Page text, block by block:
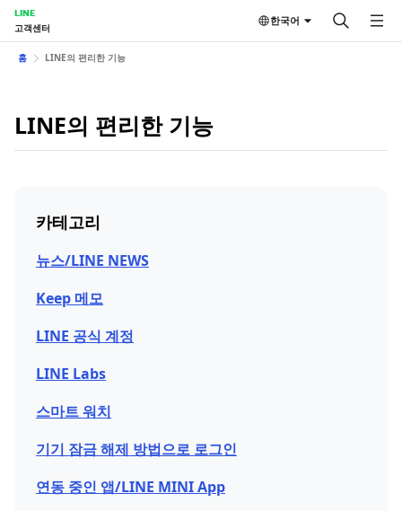
LINE
고객센터
한국어
홈 LINE의 편리한 기능
LINE의 편리한 기능
카테고리
뉴스/LINE NEWS
Keep 메모
LINE 공식 계정
LINE Labs
스마트 워치
기기 잠금 해제 방법으로 로그인
연동 중인 앱/LINE MINI App